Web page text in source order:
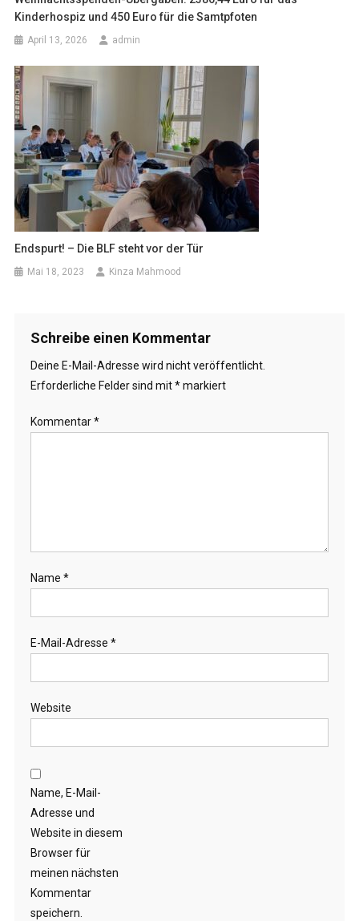
Kinderhospiz und 450 Euro für die Samtpfoten
April 13, 2026 admin
Endspurt! – Die BLF steht vor der Tür
Mai 18, 2023 Kinza Mahmood
Schreibe einen Kommentar
Deine E-Mail-Adresse wird nicht veröffentlicht.
Erforderliche Felder sind mit*markiert
Kommentar*
Name *
E-Mail-Adresse *
Website
Name, E-Mail-
Adresse und
Website in diesem
Browser für
meinen nächsten
Kommentar
speichern.